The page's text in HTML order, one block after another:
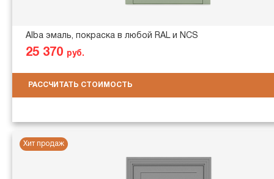
Alba эмаль, покраска в любой RAL и NCS
25 370 руб.
РАССЧИТАТЬ СТОИМОСТЬ
Хит продаж